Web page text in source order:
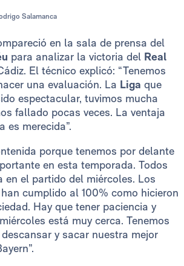
Salamanca
en la sala de prensa del
para analizar la victoria del Real
El técnico explicó: “Tenemos
una evaluación. La Liga que
espectacular, tuvimos mucha
fallado pocas veces. La ventaja
es merecida”.
porque tenemos por delante
en esta temporada. Todos
en el partido del miércoles. Los
cumplido al 100% como hicieron
Hay que tener paciencia y
está muy cerca. Tenemos
y sacar nuestra mejor